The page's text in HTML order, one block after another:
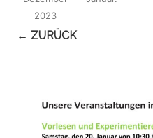
2023
← ZURÜCK